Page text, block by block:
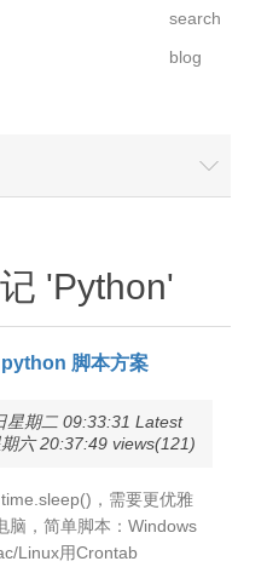
search
blog
'Python'
脚本方案
期二 09:33:31 Latest
六 20:37:49 views(121)
，需要更优雅
，简单脚本：Windows
Linux用Crontab